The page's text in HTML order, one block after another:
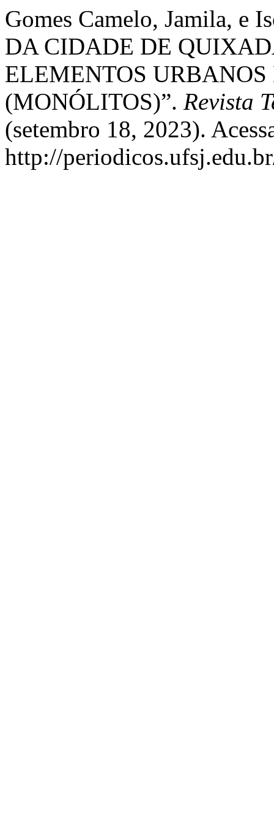
Gomes Camelo, Jamila, e
DA CIDADE DE
ELEMENTOS
(MONÓLITOS)”. Revista
(setembro 18, 2023).
http://